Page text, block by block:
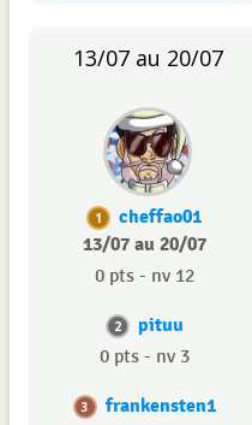
13/07 au 20/07
1
cheffao01
13/07 au 20/07
0 pts - nv 12
2 pituu
0 pts - nv 3
3 frankensten1